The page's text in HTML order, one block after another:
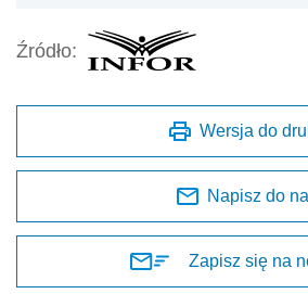
Źródło:
Wersja do
Napisz do
Zapisz się na